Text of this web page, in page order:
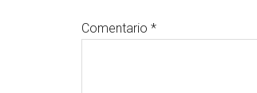
lectores
Comentario *